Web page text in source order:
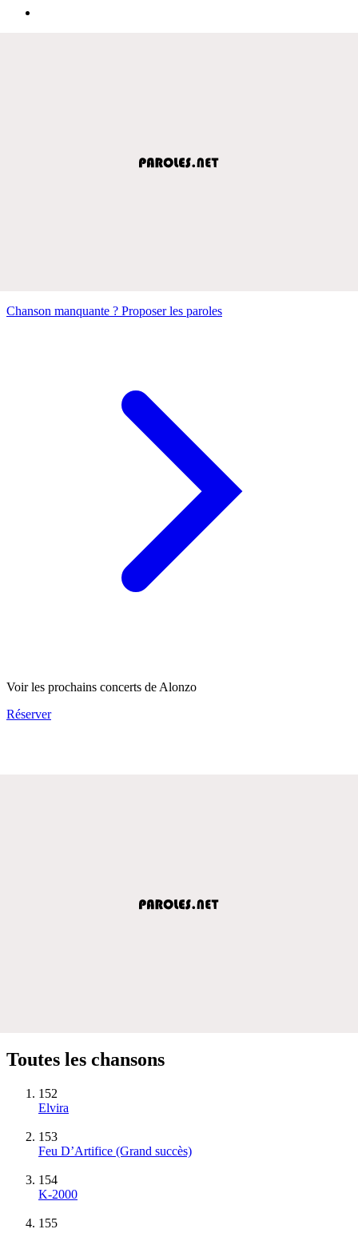
Chanson manquante ? Proposer les paroles
Voir les prochains concerts de Alonzo
Réserver
Toutes les chansons
152
Elvira
153
Feu D’Artifice (Grand succès)
154
K-2000
155